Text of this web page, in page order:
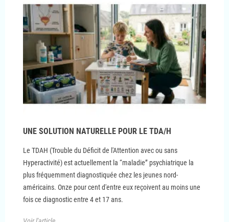
UNE SOLUTION NATURELLE POUR LE TDA/H
Le TDAH (Trouble du Déficit de l'Attention avec ou sans
Hyperactivité) est actuellement la “maladie” psychiatrique la
plus fréquemment diagnostiquée chez les jeunes nord-
américains. Onze pour cent d'entre eux reçoivent au moins une
fois ce diagnostic entre 4 et 17 ans.